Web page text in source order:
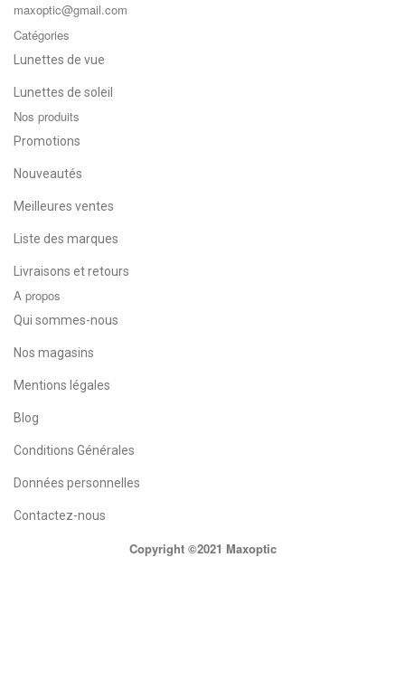
maxoptic@gmail.com
Catégories
Lunettes de vue
Lunettes de soleil
Nos produits
Promotions
Nouveautés
Meilleures ventes
Liste des marques
Livraisons et retours
A propos
Qui sommes-nous
Nos magasins
Mentions légales
Blog
Conditions Générales
Données personnelles
Contactez-nous
Copyright ©2021 Maxoptic